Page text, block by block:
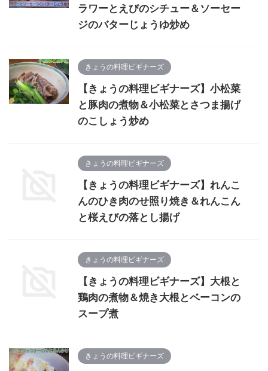
ラワーとえびのシチュー＆ソーセー
ジのバターじょうゆ炒め
きょうの料理ビギナーズ
【きょうの料理ビギナーズ】小松菜
と豚肉の煮物＆小松菜とさつま揚げ
のこしょう炒め
きょうの料理ビギナーズ
【きょうの料理ビギナーズ】れんこ
んのひき肉のせ照り焼き＆れんこん
と桜えびの落とし揚げ
きょうの料理ビギナーズ
【きょうの料理ビギナーズ】大根と
鶏肉の煮物＆焼き大根とベーコンの
スープ煮
きょうの料理ビギナーズ